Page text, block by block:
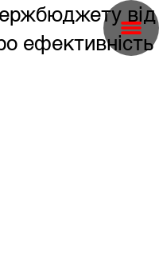
від
ефективність